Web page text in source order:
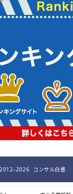
2012–2026 コンサル白書